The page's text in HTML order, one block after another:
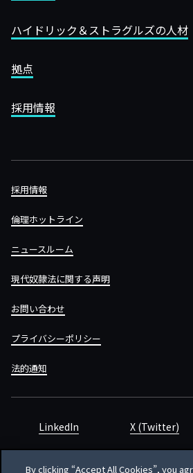
ハイドリック＆ストラグルズの人材
拠点
採用情報
採用情報
倫理ホットライン
ニュースルーム
現代奴隷法に関する声明
お問い合わせ
プライバシーポリシー
法的通知
LinkedIn X (Twitter)
By clicking “Accept All Cookies”, you